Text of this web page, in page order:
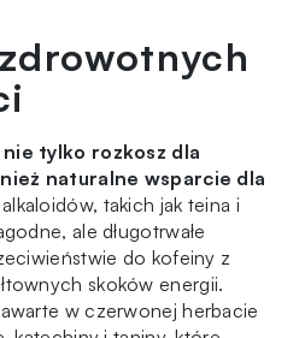
tylko rozkosz dla
naturalne wsparcie dla
takich jak teina i
ale długotrwałe
do kofeiny z
skoków energii.
w czerwonej herbacie